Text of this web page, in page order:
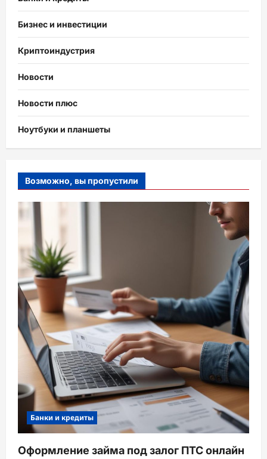
Бизнес и инвестиции
Криптоиндустрия
Новости
Новости плюс
Ноутбуки и планшеты
Возможно, вы пропустили
Банки и кредиты
Оформление займа под залог ПТС онлайн